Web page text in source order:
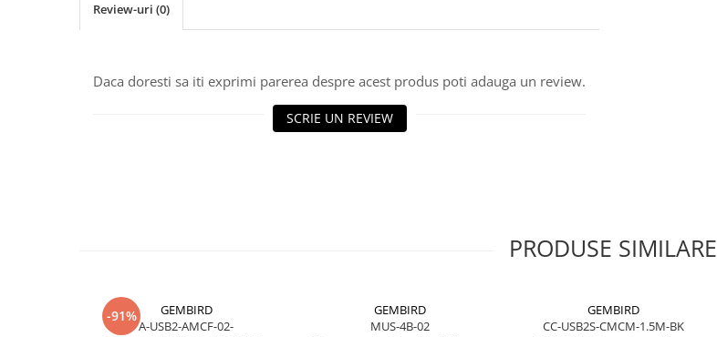
Scannere Documente
Suporturi TV Birou
Suporturi TV Perete
Review-uri (0)
Daca doresti sa iti exprimi parerea despre acest produs poti adauga un review.
SCRIE UN REVIEW
PRODUSE SIMILARE
-91%
GEMBIRD
A-USB2-AMCF-02-
GEMBIRD
MUS-4B-02
GEMBIRD
CC-USB2S-CMCM-1.5M-BK